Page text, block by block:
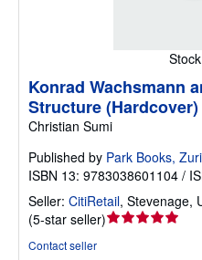
Konrad Wachsmann
Structure (Hardcover)
Christian Sumi
Published by Park Books,
ISBN 13: 9783038601104 /
Seller: CitiRetail, Stevenage,
(5-star seller)Seller
Contact seller